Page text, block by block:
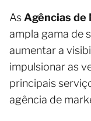
As Agências
ampla gama de
aumentar a
impulsionar as
principais
agência de